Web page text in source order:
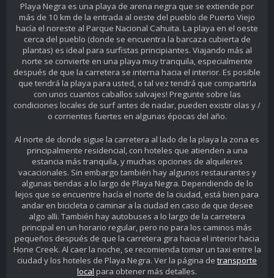
Playa Negra es una playa de arena negra que se extiende por
más de 10 km de la entrada al oeste del pueblo de Puerto Viejo
hacía el noreste al Parque Nacional Cahuita. La playa en el oeste
cerca del pueblo (donde se encuentra la barcaza cubierta de
plantas) es ideal para surfistas principiantes. Viajando más al
norte se convierte en una playa muy tranquila, especialmente
después de que la carretera se interna hacia el interior. Es posible
que tendrá la playa para usted, o tal vez tendrá que compartirla
con unos cuantos caballos salvajes! Pregunte sobre las
condiciones locales de surf antes de nadar, pueden existir olas y /
o corrientes fuertes en algunas épocas del año.
Al norte de donde sigue la carretera al lado de la playa la zona es
principalmente residencial, con hoteles que atienden a una
estancia más tranquila, y muchas opciones de alquileres
vacacionales. Sin embargo también hay algunos restaurantes y
algunas tiendas a lo largo de Playa Negra. Dependiendo de lo
lejos que se encuentre hacía el norte de la ciudad, está bien para
andar en bicicleta o caminar a la ciudad en caso de que desee
algo alli. También hay autobuses a lo largo de la carretera
principal en un horario regular, pero no para los caminos más
pequeños después de que la carretera gira hacia el interior hacia
Hone Creek. Al caer la noche, se recomienda tomar un taxi entre la
ciudad y los hoteles de Playa Negra. Ver la página de transporte
local para obtener más detalles.